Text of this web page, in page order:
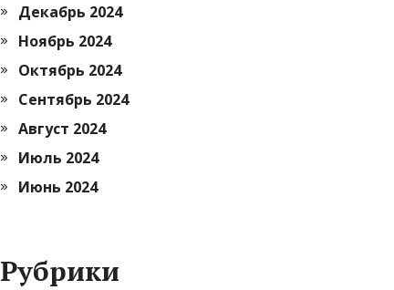
Декабрь 2024
Ноябрь 2024
Октябрь 2024
Сентябрь 2024
Август 2024
Июль 2024
Июнь 2024
Рубрики